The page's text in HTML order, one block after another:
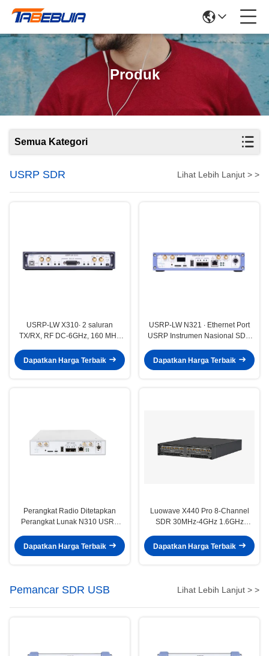
Produk
Semua Kategori
USRP SDR Lihat Lebih Lanjut > >
USRP-LW X310∙ 2 saluran
TX/RX, RF DC-6GHz, 160 MHz
× PCIE BUS, USRP perangkat
lunak didefinisikan perangkat
Dapatkan Harga Terbaik
USRP-LW N321 ∙ Ethernet Port
USRP Instrumen Nasional SDR
Dapatkan Harga Terbaik
Perangkat Radio Ditetapkan
Perangkat Lunak N310 USRP
Dapatkan Harga Terbaik
Luowave X440 Pro 8-Channel
SDR 30MHz-4GHz 1.6GHz
Dapatkan Harga Terbaik
Pemancar SDR USB Lihat Lebih Lanjut > >